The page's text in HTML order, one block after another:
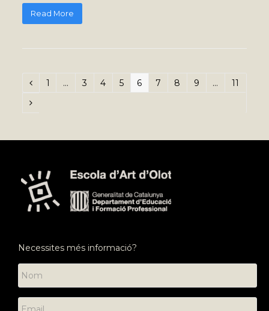
Read More
PreviousPage
1 … Page
3 Page
4 Page
5 Page
6 Page
7 Page
8 Page
9 … Page
11
Necessites més informació?